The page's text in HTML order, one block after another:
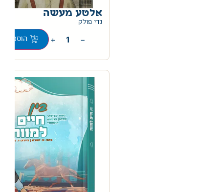
אלטע מעשה
גדי פולק
−
+ הוספה